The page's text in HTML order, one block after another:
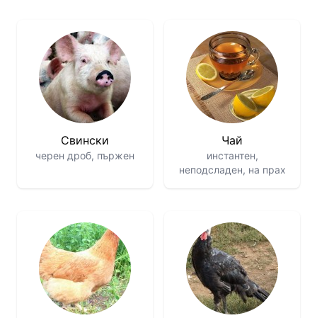
Свински
черен дроб, пържен
Чай
инстантен,
неподсладен, на прах